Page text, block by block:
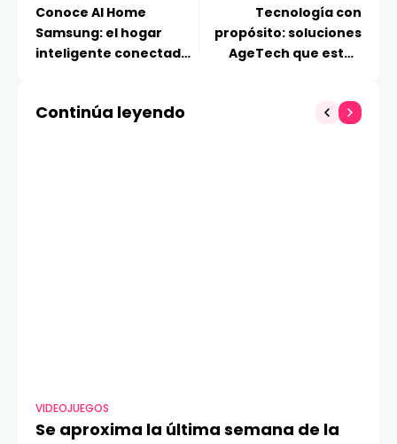
Conoce AI Home
Samsung: el hogar
inteligente conectado
Tecnología con
propósito: soluciones
AgeTech que están
Continúa leyendo
VIDEOJUEGOS
Se aproxima la última semana de la